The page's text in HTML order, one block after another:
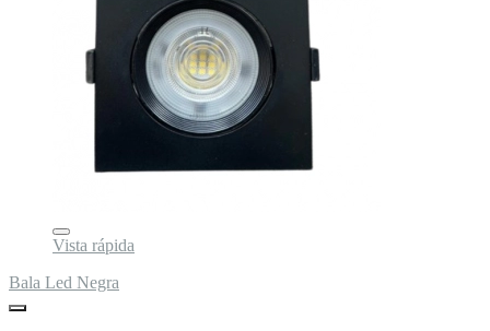
Vista rápida
Bala Led Negra